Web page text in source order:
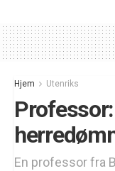
Hjem Utenriks
En professor fra